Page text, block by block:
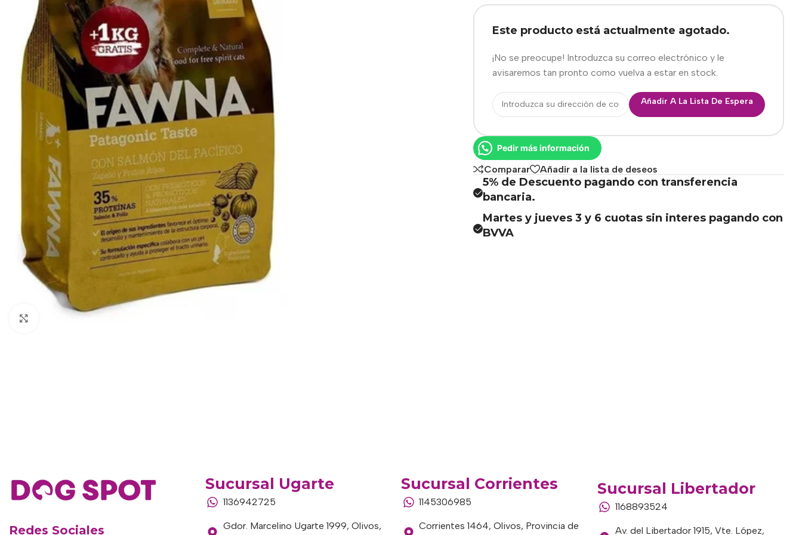
Haga clic para ampliar
Este producto está actualmente agotado.
¡No se preocupe! Introduzca su correo electrónico y le
avisaremos tan pronto como vuelva a estar en stock.
Añadir A La Lista De Espera
Pedir más información
Comparar Añadir a la lista de deseos
5% de Descuento pagando con transferencia
bancaria.
Martes y jueves 3 y 6 cuotas sin interes pagando con
BVVA
Redes Sociales
Sucursal Ugarte
1136942725
Gdor. Marcelino Ugarte 1999, Olivos,
Sucursal Corrientes
1145306985
Corrientes 1464, Olivos, Provincia de
Sucursal Libertador
1168893524
Av. del Libertador 1915, Vte. López,